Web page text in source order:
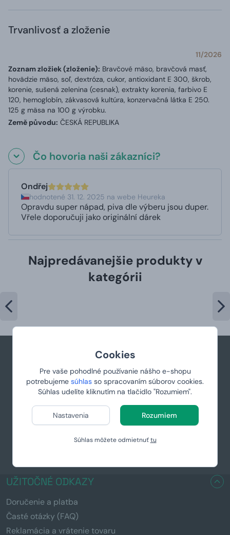
Cookies
Pre vaše pohodlné používanie nášho e-shopu
potrebujeme súhlas so spracovaním súborov cookies.
Súhlas udelíte kliknutím na tlačidlo "Rozumiem".
Nastavenia Rozumiem
Súhlas môžete odmietnuťtu
Trvanlivosť a zloženie
11/2026
Zoznam zložiek (zloženie): Bravčové mäso, bravčová masť,
hovädzie mäso, soľ, dextróza, cukor, antioxidant E 300, škrob,
korenie, sušená zelenina (cesnak), extrakty korenia, farbivo E
120, hemoglobín, zákvasová kultúra, konzervačná látka E 250.
125 g mäsa na 100 g výrobku.
Země původu: ČESKÁ REPUBLIKA
Čo hovoria naši zákazníci?
Ondřej
hodnotené 31. 12. 2025 na webe Heureka
Opravdu super nápad, piva dle výberu jsou duper.
Vřele doporučuji jako originální dárek
Najpredávanejšie produkty v
kategórii
+421 944 766 858
podpora@manboxeo.sk
Po-Pia 8:30-17
UŽITOČNÉ ODKAZY
Doručenie a platba
Časté otázky (FAQ)
Reklamácia a vrátenie tovaru